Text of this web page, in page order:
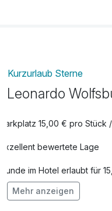
Tageskarte
pro Stück (1 Tag/e)
Tageskarte
pro Stück (1
Kurzurlaub Sterne
Leonardo
Parkplatz 15,00 € pro Stück
Exzellent bewertete Lage
Hunde im Hotel erlaubt für
Auch vegetarische Speisen
Mehr anzeigen